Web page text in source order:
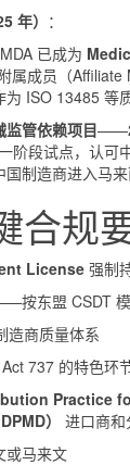
年） ：
已成为
属成员（
为 ISO 13485 等
监管依赖项目
阶段试点，认可
国制造商进入马
合规
License强制
按东盟 CSDT
造商质量体系
737 的特色环
Practice
）
进口商
马来文